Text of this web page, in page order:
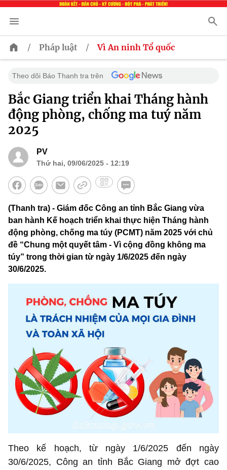
/ Pháp luật / Vì An ninh Tổ quốc
Theo dõi Báo Thanh tra trên
Bắc Giang triển khai Tháng hành
động phòng, chống ma tuý năm
2025
PV
Thứ hai, 09/06/2025 - 12:19
(Thanh tra) - Giám đốc Công an tỉnh Bắc Giang vừa
ban hành Kế hoạch triển khai thực hiện Tháng hành
động phòng, chống ma túy (PCMT) năm 2025 với chủ
đề “Chung một quyết tâm - Vì cộng đồng không ma
túy” trong thời gian từ ngày 1/6/2025 đến ngày
30/6/2025.
Theo kế hoạch, từ ngày 1/6/2025 đến ngày
30/6/2025, Công an tỉnh Bắc Giang mở đợt cao